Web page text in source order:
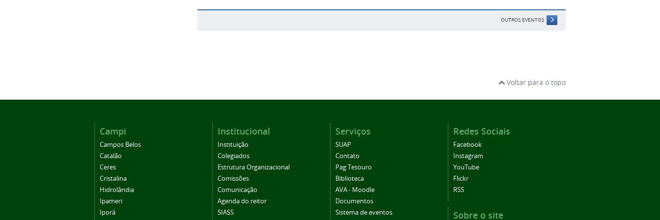
OUTROS EVENTOS
Voltar para o topo
Campi
Campos Belos
Catalão
Ceres
Cristalina
Hidrolândia
Ipameri
Iporá
Institucional
Instituição
Colegiados
Estrutura Organizacional
Comissões
Comunicação
Agenda do reitor
SIASS
Serviços
SUAP
Contato
Pag Tesouro
Biblioteca
AVA - Moodle
Documentos
Sistema de eventos
Redes Sociais
Facebook
Instagram
YouTube
Flickr
RSS
Sobre o site